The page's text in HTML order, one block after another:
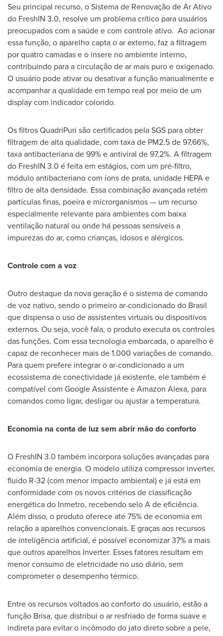
Seu principal recurso, o Sistema de Renovação de Ar Ativo
do FreshIN 3.0, resolve um problema crítico para usuários
preocupados com a saúde e com controle ativo. Ao acionar
essa função, o aparelho capta o ar externo, faz a filtragem
por quatro camadas e o insere no ambiente interno,
contribuindo para a circulação de ar mais puro e oxigenado.
O usuário pode ativar ou desativar a função manualmente e
acompanhar a qualidade em tempo real por meio de um
display com indicador colorido.
Os filtros QuadriPuri são certificados pela SGS para obter
filtragem de alta qualidade, com taxa de PM2.5 de 97,66%,
taxa antibacteriana de 99% e antiviral de 97,2%. A filtragem
do FreshIN 3.0 é feita em estágios, com um pré-filtro,
módulo antibacteriano com íons de prata, unidade HEPA e
filtro de alta densidade. Essa combinação avançada retém
partículas finas, poeira e microrganismos — um recurso
especialmente relevante para ambientes com baixa
ventilação natural ou onde há pessoas sensíveis a
impurezas do ar, como crianças, idosos e alérgicos.
Controle com a voz
Outro destaque da nova geração é o sistema de comando
de voz nativo, sendo o primeiro ar-condicionado do Brasil
que dispensa o uso de assistentes virtuais ou dispositivos
externos. Ou seja, você fala, o produto executa os controles
das funções. Com essa tecnologia embarcada, o aparelho é
capaz de reconhecer mais de 1.000 variações de comando.
Para quem prefere integrar o ar-condicionado a um
ecossistema de conectividade já existente, ele também é
compatível com Google Assistente e Amazon Alexa, para
comandos como ligar, desligar ou ajustar a temperatura.
Economia na conta de luz sem abrir mão do conforto
O FreshIN 3.0 também incorpora soluções avançadas para
economia de energia. O modelo utiliza compressor inverter,
fluido R-32 (com menor impacto ambiental) e já está em
conformidade com os novos critérios de classificação
energética do Inmetro, recebendo selo A de eficiência.
Além disso, o produto oferece até 75% de economia em
relação a aparelhos convencionais. E graças aos recursos
de inteligência artificial, é possível economizar 37% a mais
que outros aparelhos Inverter. Esses fatores resultam em
menor consumo de eletricidade no uso diário, sem
comprometer o desempenho térmico.
Entre os recursos voltados ao conforto do usuário, estão a
função Brisa, que distribui o ar resfriado de forma suave e
indireta para evitar o incômodo do jato direto sobre a pele,